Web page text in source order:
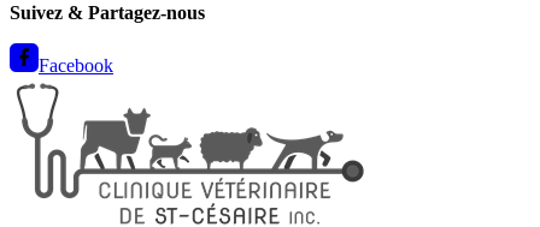
Suivez & Partagez-nous
Facebook